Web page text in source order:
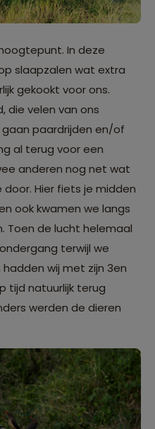
In deze
slaapzalen wat extra
gekookt voor ons.
die velen van ons
paardrijden en/of
al terug voor een
anderen nog net wat
Hier fiets je midden
ook kwamen we langs
Toen de lucht helemaal
terwijl we
wij met zijn 3en
tijd natuurlijk terug
werden de dieren